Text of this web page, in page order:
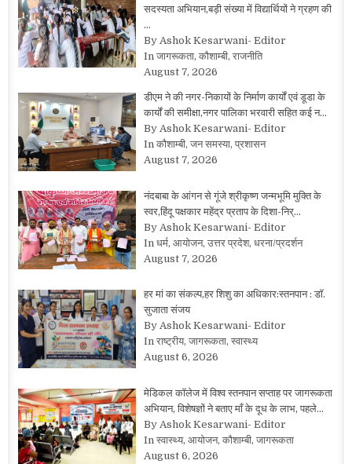
सदस्यता अभियान,बड़ी संख्या में विद्यार्थियों ने ग्रहण की
…
By Ashok Kesarwani- Editor
In जागरूकता, कौशाम्बी, राजनीति
August 7, 2026
डीएम ने की नगर-निकायों के निर्माण कार्यों एवं डूडा के
कार्यों की समीक्षा,नगर पालिका भरवारी सहित कई न…
By Ashok Kesarwani- Editor
In कौशाम्बी, जन समस्या, प्रशासन
August 7, 2026
नंदबाबा के आंगन से गूंजे श्रीकृष्ण जन्मभूमि मुक्ति के
स्वर,हिंदू पक्षकार महेंद्र प्रताप के दिशा-निर्…
By Ashok Kesarwani- Editor
In धर्म, आयोजन, उत्तर प्रदेश, धरना/प्रदर्शन
August 7, 2026
हर मां का संकल्प,हर शिशु का अधिकार:स्तनपान : डॉ.
सुजाता संजय
By Ashok Kesarwani- Editor
In राष्ट्रीय, जागरूकता, स्वास्थ्य
August 6, 2026
मेडिकल कॉलेज में विश्व स्तनपान सप्ताह पर जागरूकता
अभियान, विशेषज्ञों ने बताए माँ के दूध के लाभ, पहले…
By Ashok Kesarwani- Editor
In स्वास्थ्य, आयोजन, कौशाम्बी, जागरूकता
August 6, 2026